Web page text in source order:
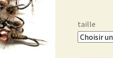
taille